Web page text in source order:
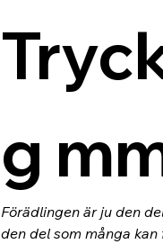
g
Förädlingen är ju den
den del som många